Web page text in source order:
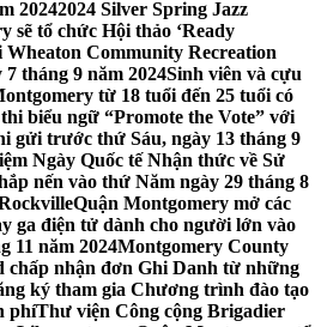
20242024 Silver Spring Jazz
sẽ tổ chức Hội thảo ‘Ready
Wheaton Community Recreation
tháng 9 năm 2024Sinh viên và cựu
từ 18 tuổi đến 25 tuổi có
biểu ngữ “Promote the Vote” với
gửi trước thứ Sáu, ngày 13 tháng 9
Ngày Quốc tế Nhận thức về Sử
nến vào thứ Năm ngày 29 tháng 8
Quận Montgomery mở các
ga điện tử dành cho người lớn vào
11 năm 2024Montgomery County
chấp nhận đơn Ghi Danh từ những
ký tham gia Chương trình đào tạo
phíThư viện Công cộng Brigadier